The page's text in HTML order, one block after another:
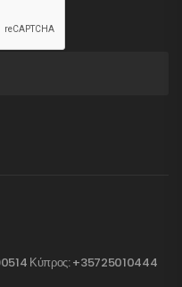
Κύπρος: +35725010444